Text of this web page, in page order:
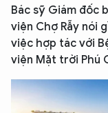
Bác sỹ Giám đốc
viện Chợ Rẫy nói
việc hợp tác với
viện Mặt trời Phú